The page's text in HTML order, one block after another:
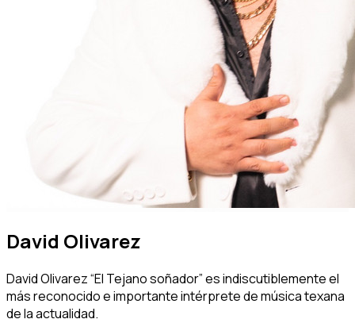
David Olivarez
David Olivarez “El Tejano soñador” es indiscutiblemente el
más reconocido e importante intérprete de música texana
de la actualidad.